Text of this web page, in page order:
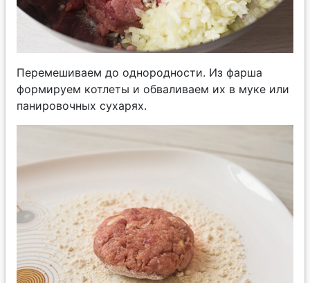
Перемешиваем до однородности. Из фарша
формируем котлеты и обваливаем их в муке или
панировочных сухарях.